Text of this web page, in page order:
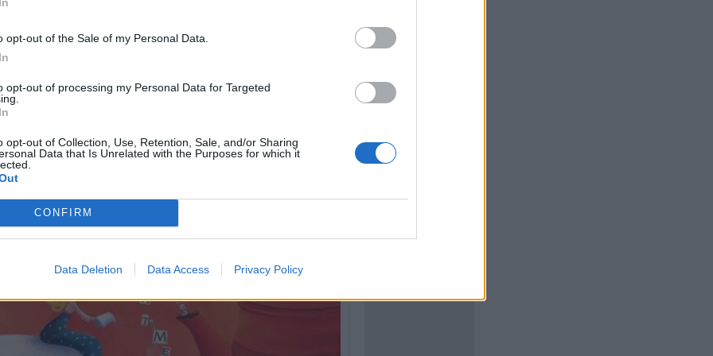
opt-out of the Sale of my Personal Data.
opt-out of processing my Personal Data for Targeted
opt-out of Collection, Use, Retention, Sale, and/or Sharing
Data that Is Unrelated with the Purposes for which it
CONFIRM
Data Deletion Data Access Privacy Policy
SilvytheBest
e buona domenica 😘😘😘😘